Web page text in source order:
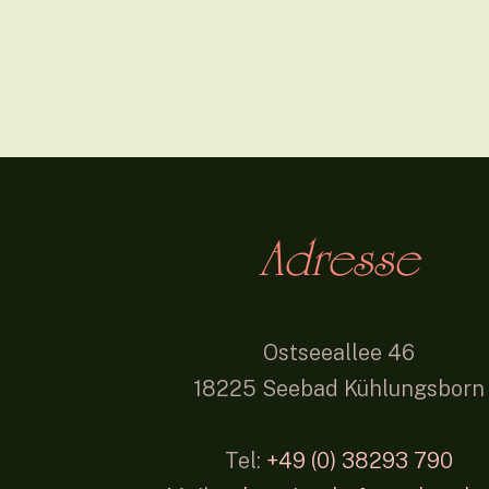
Adresse
Ostseeallee 46
18225 Seebad Kühlungsborn
Tel: +49 (0) 38293 790